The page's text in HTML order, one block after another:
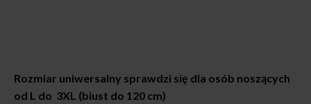
Rozmiar uniwersalny sprawdzi się dla osób noszących
od L do 3XL (biust do 120 cm)